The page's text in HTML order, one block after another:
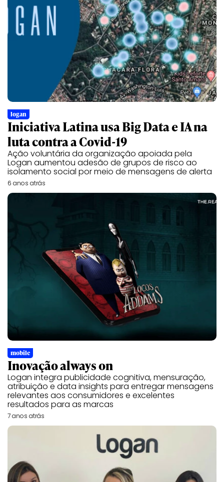
logan
Iniciativa Latina usa Big Data e IA na
luta contra a Covid-19
Ação voluntária da organização apoiada pela
Logan aumentou adesão de grupos de risco ao
isolamento social por meio de mensagens de alerta
6 anos atrás
mobile
Inovação always on
Logan integra publicidade cognitiva, mensuração,
atribuição e data insights para entregar mensagens
relevantes aos consumidores e excelentes
resultados para as marcas
7 anos atrás